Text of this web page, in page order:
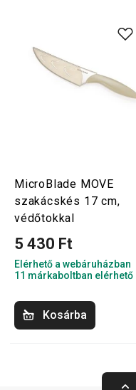
MicroBlade MOVE
szakácskés 17 cm,
védőtokkal
5 430 Ft
Elérhető a webáruházban
11 márkaboltban elérhető
Kosárba